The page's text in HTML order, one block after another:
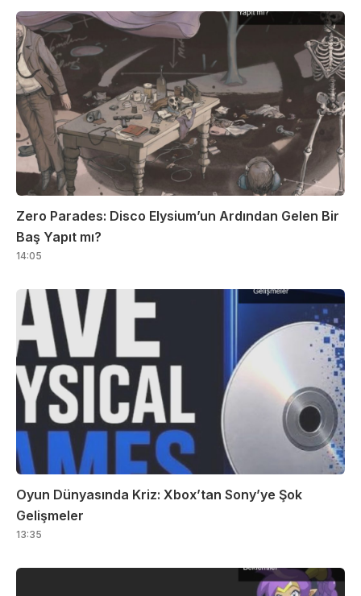
Zero Parades: Disco Elysium’un Ardından Gelen Bir
Baş Yapıt mı?
14:05
Oyun Dünyasında Kriz: Xbox’tan Sony’ye Şok
Gelişmeler
13:35